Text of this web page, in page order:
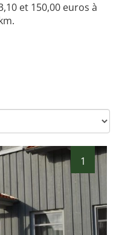
et 150,00 euros à
1